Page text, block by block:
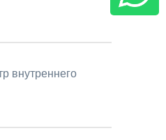
внутреннего